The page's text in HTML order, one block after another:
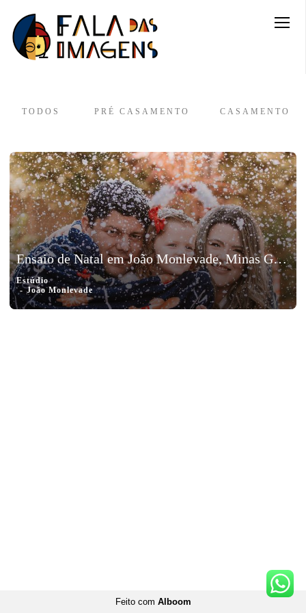
TODOS PRÉ CASAMENTO CASAMENTO
Ensaio de Natal em João Monlevade, Minas Gerais – Rafael, Laryssa e Lara
Estúdio
João Monlevade
Feito com Alboom